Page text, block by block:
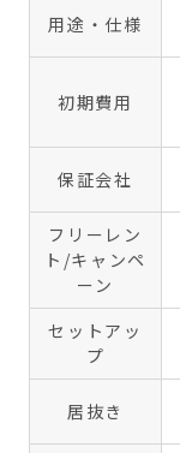
用途・仕様
初期費用
保証会社
フリーレン
ト /キャンペ
ーン
セットアッ
プ
居抜き